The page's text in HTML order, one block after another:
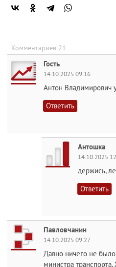
Комментариев 21
Гость
14.10.2025 09:16
Антон Владимирович
Ответить
Антошка
14.10.2025
держись,
Ответить
Павловчанин
14.10.2025 09:27
Давно ничего не
министра